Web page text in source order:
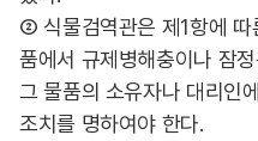
② 식물검역관은 제1항에 따
품에서 규제병해충이나 잠
그 물품의 소유자나 대리인
조치를 명하여야 한다.